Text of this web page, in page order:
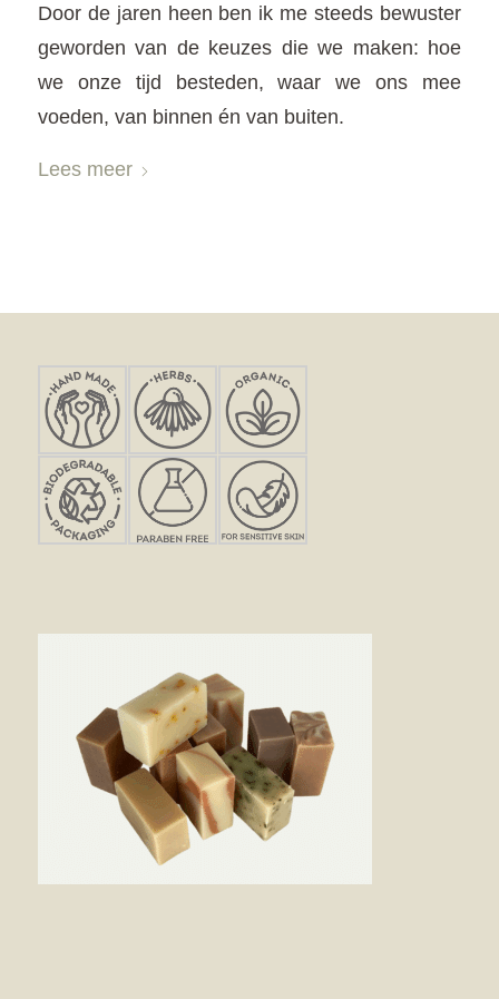
Door de jaren heen ben ik me steeds bewuster
geworden van de keuzes die we maken: hoe
we onze tijd besteden, waar we ons mee
voeden, van binnen én van buiten.
Lees meer